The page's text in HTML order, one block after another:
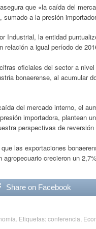
que «la caída del
a la presión
Industrial, la entidad
relación a igual período de
oficiales del sector a
bonaerense, al acumular
del mercado interno, el
importadora, plantean
perspectivas de
las exportaciones
agropecuario crecieron un
Share on Facebook
. Etiquetas:conferencia